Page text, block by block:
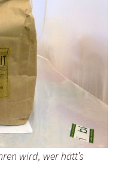
wird, wer hätt’s